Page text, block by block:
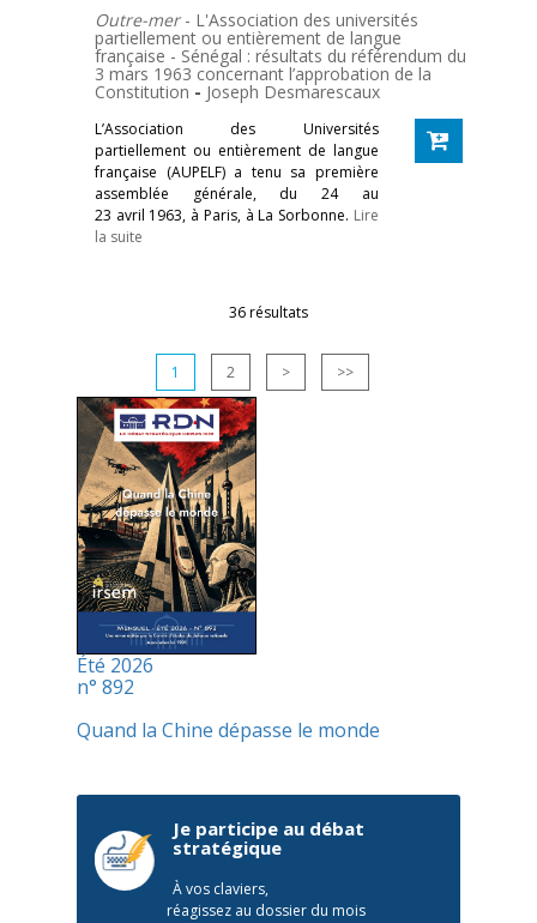
Outre-mer- L'Association des universités
partiellement ou entièrement de langue
française - Sénégal : résultats du référendum du
3 mars 1963 concernant l’approbation de la
Constitution - Joseph Desmarescaux
L’Association des Universités
partiellement ou entièrement de langue
française (AUPELF) a tenu sa première
assemblée générale, du 24 au
23 avril 1963, à Paris, à La Sorbonne. Lire
la suite
36 résultats
1 2 > >>
Été 2026
n° 892
Quand la Chine dépasse le monde
Je participe au débat
stratégique
À vos claviers,
réagissez au dossier du mois